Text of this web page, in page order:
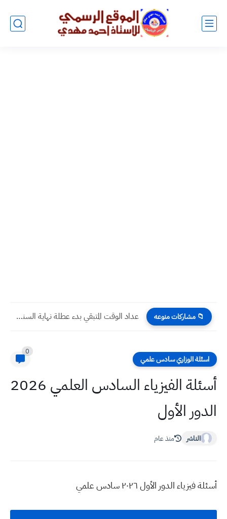
📁 مشاركات منوعه عداد الوقت المتبقي بدء عطلة نهاية السنة 2026 للجامعات والكليات...
اسئلة الوزاري سادس علمي
0
أسئلة الفيزياء السادس العلمي 2026
الدور الأول
الناشر منذ عام
أسئلة فيزياء الدور الأول ٢٠٢٦ سادس علمي